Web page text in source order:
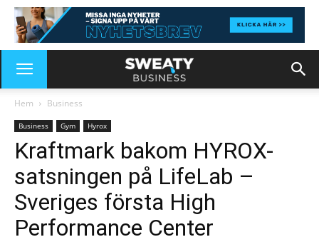
Hem Business
Business Gym Hyrox
Kraftmark bakom HYROX-
satsningen på LifeLab –
Sveriges första High
Performance Center